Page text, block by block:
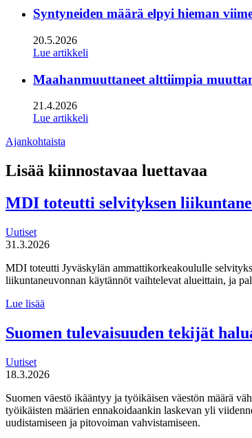
Syntyneiden määrä elpyi hieman
20.5.2026
Lue artikkeli
Maahanmuuttaneet alttiimpia
21.4.2026
Lue artikkeli
Ajankohtaista
Lisää kiinnostavaa luettavaa
MDI toteutti selvityksen
Uutiset
31.3.2026
MDI toteutti Jyväskylän ammattikorkeakoululle
liikuntaneuvonnan käytännöt vaihtelevat alueittain, ja
Lue lisää
liikuntaneuvontapalvelun
kirjaamisen,
seurannan
Suomen tulevaisuuden tekijät
Uutiset
18.3.2026
Suomen väestö ikääntyy ja työikäisen väestön määrä
työikäisten määrien ennakoidaankin laskevan yli
uudistamiseen ja pitovoiman vahvistamiseen.